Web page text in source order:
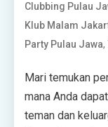
Clubbing Pulau
Klub Malam
Party Pulau Jawa,
Mari temukan
mana Anda
teman dan